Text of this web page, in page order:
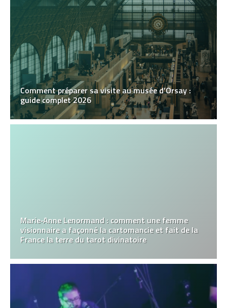
Comment préparer sa visite au musée d’Orsay :
guide complet 2026
Marie‑Anne Lenormand : comment une femme
visionnaire a façonné la cartomancie et fait de la
France la terre du tarot divinatoire